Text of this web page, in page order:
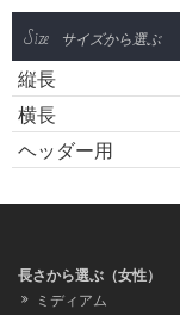
Size サイズから選ぶ
縦長
横長
ヘッダー用
長さから選ぶ（女性）
ミディアム